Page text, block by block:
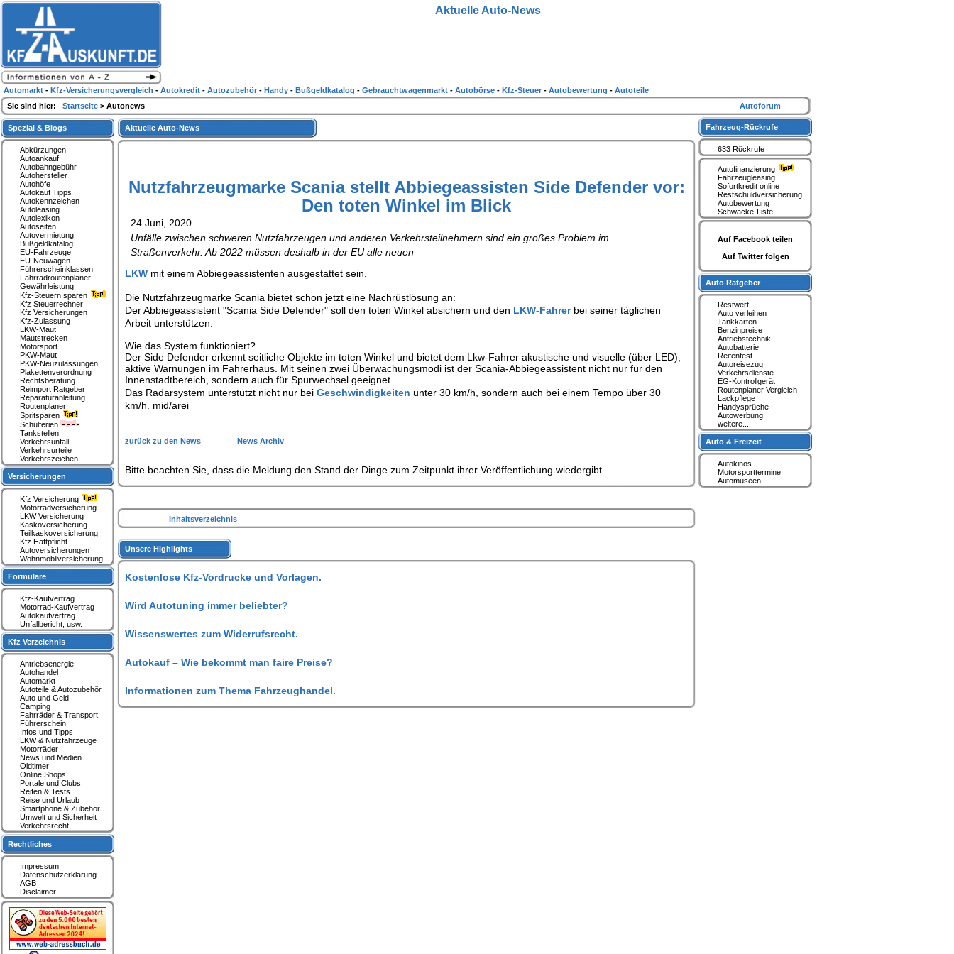
Aktuelle Auto-News
Nutzfahrzeugmarke Scania stellt Abbiegeassisten Side Defender vor:
Den toten Winkel im Blick
24 Juni, 2020
Unfälle zwischen schweren Nutzfahrzeugen und anderen Verkehrsteilnehmern sind ein großes Problem im
Straßenverkehr. Ab 2022 müssen deshalb in der EU alle neuen
LKW mit einem Abbiegeassistenten ausgestattet sein.
Die Nutzfahrzeugmarke Scania bietet schon jetzt eine Nachrüstlösung an:
Der Abbiegeassistent "Scania Side Defender" soll den toten Winkel absichern und den LKW-Fahrerbei seiner täglichen
Arbeit unterstützen.
Wie das System funktioniert?
Der Side Defender erkennt seitliche Objekte im toten Winkel und bietet dem Lkw-Fahrer akustische und visuelle (über LED),
aktive Warnungen im Fahrerhaus. Mit seinen zwei Überwachungsmodi ist der Scania-Abbiegeassistent nicht nur für den
Innenstadtbereich, sondern auch für Spurwechsel geeignet.
Das Radarsystem unterstützt nicht nur bei Geschwindigkeiten unter 30 km/h, sondern auch bei einem Tempo über 30
km/h. mid/arei
zurück zu den News News Archiv
Bitte beachten Sie, dass die Meldung den Stand der Dinge zum Zeitpunkt ihrer Veröffentlichung wiedergibt.
Inhaltsverzeichnis
Unsere Highlights
Kostenlose Kfz-Vordrucke und Vorlagen.
Wird Autotuning immer beliebter?
Wissenswertes zum Widerrufsrecht.
Autokauf – Wie bekommt man faire Preise?
Informationen zum Thema Fahrzeughandel.
Spezial & Blogs
Abkürzungen
Autoankauf
Autobahngebühr
Autohersteller
Autohöfe
Autokauf Tipps
Autokennzeichen
Autoleasing
Autolexikon
Autoseiten
Autovermietung
Bußgeldkatalog
EU-Fahrzeuge
EU-Neuwagen
Führerscheinklassen
Fahrradroutenplaner
Gewährleistung
Kfz-Steuern sparen
Kfz Steuerrechner
Kfz Versicherungen
Kfz-Zulassung
LKW-Maut
Mautstrecken
Motorsport
PKW-Maut
PKW-Neuzulassungen
Plakettenverordnung
Rechtsberatung
Reimport Ratgeber
Reparaturanleitung
Routenplaner
Spritsparen
Schulferien
Tankstellen
Verkehrsunfall
Verkehrsurteile
Verkehrszeichen
Versicherungen
Kfz Versicherung
Motorradversicherung
LKW Versicherung
Kaskoversicherung
Teilkaskoversicherung
Kfz Haftpflicht
Autoversicherungen
Wohnmobilversicherung
Formulare
Kfz-Kaufvertrag
Motorrad-Kaufvertrag
Autokaufvertrag
Unfallbericht, usw.
Kfz Verzeichnis
Antriebsenergie
Autohandel
Automarkt
Autoteile & Autozubehör
Auto und Geld
Camping
Fahrräder & Transport
Führerschein
Infos und Tipps
LKW & Nutzfahrzeuge
Motorräder
News und Medien
Oldtimer
Online Shops
Portale und Clubs
Reifen & Tests
Reise und Urlaub
Smartphone & Zubehör
Umwelt und Sicherheit
Verkehrsrecht
Rechtliches
Impressum
Datenschutzerklärung
AGB
Disclaimer
Fahrzeug-Rückrufe
633 Rückrufe
Autofinanzierung
Fahrzeugleasing
Sofortkredit online
Restschuldversicherung
Autobewertung
Schwacke-Liste
Auf Facebook teilen
Auf Twitter folgen
Auto Ratgeber
Restwert
Auto verleihen
Tankkarten
Benzinpreise
Antriebstechnik
Autobatterie
Reifentest
Autoreisezug
Verkehrsdienste
EG-Kontrollgerät
Routenplaner Vergleich
Lackpflege
Handysprüche
Autowerbung
weitere...
Auto & Freizeit
Autokinos
Motorsporttermine
Automuseen
Aktuelle Auto-News
Automarkt - Kfz-Versicherungsvergleich - Autokredit - Autozubehör - Handy - Bußgeldkatalog - Gebrauchtwagenmarkt - Autobörse - Kfz-Steuer - Autobewertung - Autoteile
Sie sind hier: Startseite > Autonews Autoforum